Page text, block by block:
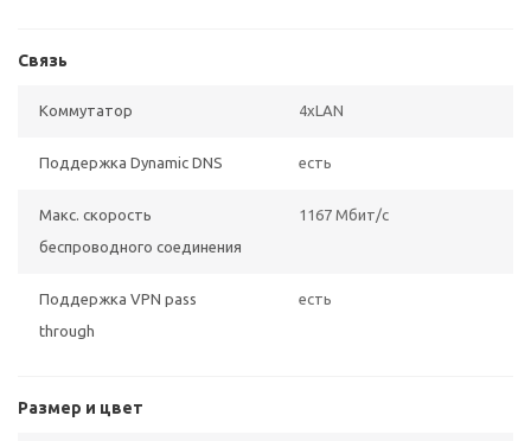
Связь
Коммутатор 4xLAN
Поддержка Dynamic DNS есть
Макс. скорость
беспроводного соединения
1167 Мбит/с
Поддержка VPN pass
through
есть
Размер и цвет